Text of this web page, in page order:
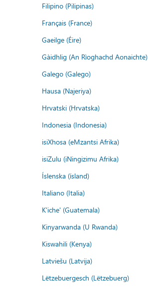
Filipino (Pilipinas)
Français (France)
Gaeilge (Éire)
Gàidhlig (An Rìoghachd Aonaichte)
Galego (Galego)
Hausa (Najeriya)
Hrvatski (Hrvatska)
Indonesia (Indonesia)
isiXhosa (eMzantsi Afrika)
isiZulu (iNingizimu Afrika)
Íslenska (ísland)
Italiano (Italia)
K'iche' (Guatemala)
Kinyarwanda (U Rwanda)
Kiswahili (Kenya)
Latviešu (Latvija)
Lëtzebuergesch (Lëtzebuerg)